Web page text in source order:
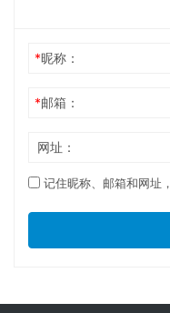
*昵称：
*邮箱：
网址：
记住昵称、邮箱和网址